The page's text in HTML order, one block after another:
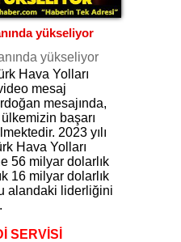
yükseliyor
yükseliyor
Hava Yolları
mesaj
mesajında,
başarı
2023 yılı
Hava Yolları
56 milyar dolarlık
16 milyar dolarlık
alandaki liderliğini
SERVİSİ